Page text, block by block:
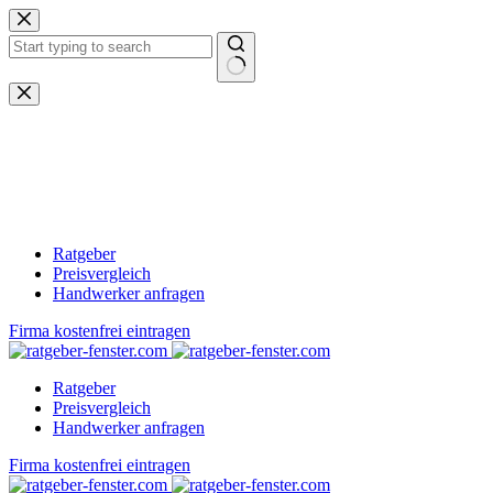
Zum
Inhalt
springen
Keine
Ergebnisse
Ratgeber
Preisvergleich
Handwerker anfragen
Firma kostenfrei eintragen
Ratgeber
Preisvergleich
Handwerker anfragen
Firma kostenfrei eintragen